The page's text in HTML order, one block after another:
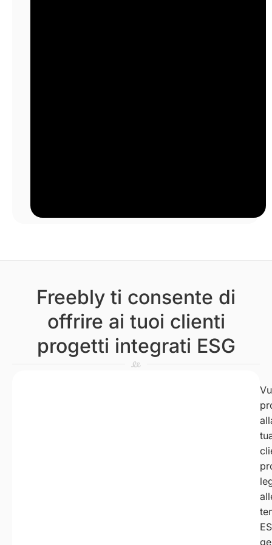
Freebly ti consente di
offrire ai tuoi clienti
progetti integrati ESG